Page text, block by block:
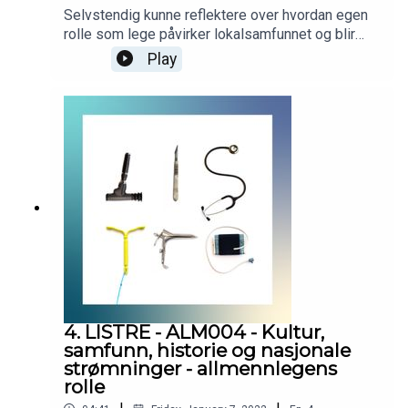
Selvstendig kunne reflektere over hvordan egen
rolle som lege påvirker lokalsamfunnet og blir
påvirket av lokalsamfunnet. Podcasten er
utarbeidet i samarbeid med Helsedirektoratet.
podcasten, men innholdet er i sin helhet
Høines og Morten Munkvik). Podcasten er ingen
fasit for hvordan læringsmålene skal tolkes, men
skal bidra til refleksjon rundt læringsmålene i
allmennmedisin.
Play
4. LISTRE - ALM004 - Kultur,
samfunn, historie og nasjonale
strømninger - allmennlegens
rolle